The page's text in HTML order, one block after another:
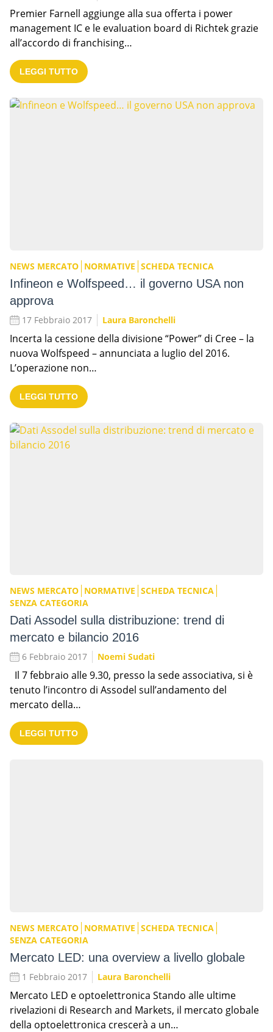
Premier Farnell aggiunge alla sua offerta i power
management IC e le evaluation board di Richtek grazie
all’accordo di franchising…
LEGGI TUTTO
NEWS MERCATO NORMATIVE SCHEDA TECNICA
Infineon e Wolfspeed… il governo USA non
approva
17 Febbraio 2017 Laura Baronchelli
Incerta la cessione della divisione “Power” di Cree – la
nuova Wolfspeed – annunciata a luglio del 2016.
L’operazione non…
LEGGI TUTTO
NEWS MERCATO NORMATIVE SCHEDA TECNICA
SENZA CATEGORIA
Dati Assodel sulla distribuzione: trend di
mercato e bilancio 2016
6 Febbraio 2017 Noemi Sudati
Il 7 febbraio alle 9.30, presso la sede associativa, si è
tenuto l’incontro di Assodel sull’andamento del
mercato della…
LEGGI TUTTO
NEWS MERCATO NORMATIVE SCHEDA TECNICA
SENZA CATEGORIA
Mercato LED: una overview a livello globale
1 Febbraio 2017 Laura Baronchelli
Mercato LED e optoelettronica Stando alle ultime
rivelazioni di Research and Markets, il mercato globale
della optoelettronica crescerà a un…